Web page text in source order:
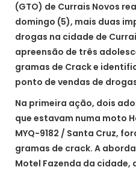
(GTO) de Currais Novos
domingo (5), mais duas
drogas na cidade de
apreensão de três
gramas de Crack e
ponto de vendas de
Na primeira ação, dois
que estavam numa moto
MYQ-9182 / Santa Cruz,
gramas de crack. A
Motel Fazenda da